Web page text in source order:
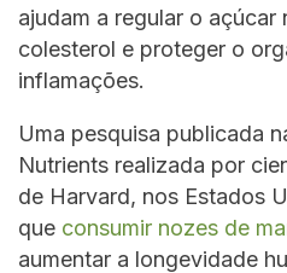
ajudam a regular o açúcar
colesterol e proteger o
inflamações.
Uma pesquisa publicada
Nutrients realizada por
de Harvard, nos Estados
que consumir nozes de
aumentar a longevidade